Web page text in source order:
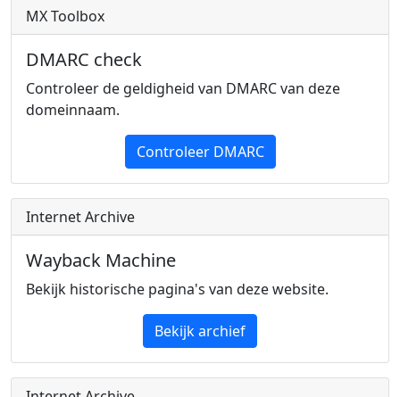
MX Toolbox
DMARC check
Controleer de geldigheid van DMARC van deze
domeinnaam.
Controleer DMARC
Internet Archive
Wayback Machine
Bekijk historische pagina's van deze website.
Bekijk archief